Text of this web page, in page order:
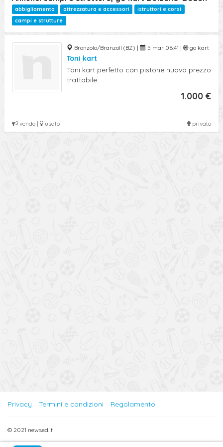
abbigliamento attrezzatura e accessori
istruttori e corsi
campi e strutture
Bronzolo/Branzoll (BZ) | 5 mar 06:41 | go kart
Toni kart
Toni kart perfetto con pistone nuovo prezzo
trattabile.
1.000 €
privato
vendo | usato
Privacy Termini e condizioni Regolamento
© 2021 newsed.it